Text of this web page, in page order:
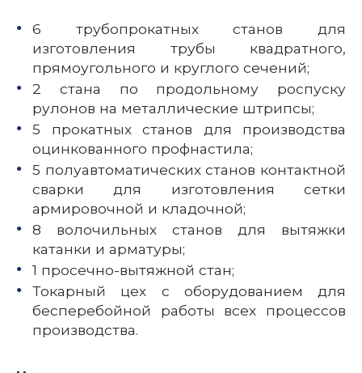
6 трубопрокатных станов для
изготовления трубы квадратного,
прямоугольного и круглого сечений;
2 стана по продольному роспуску
рулонов на металлические штрипсы;
5 прокатных станов для производства
оцинкованного профнастила;
5 полуавтоматических станов контактной
сварки для изготовления сетки
армировочной и кладочной;
8 волочильных станов для вытяжки
катанки и арматуры;
1 просечно-вытяжной стан;
Токарный цех с оборудованием для
бесперебойной работы всех процессов
производства.